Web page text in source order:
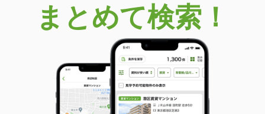
岐阜県各務原市蘇原花園町２
6.10万円
岐阜県各務原市蘇原花園町２
専有面積 53.34m²
間取り
1LDK
岐阜県大垣市笠縫町
まとめて検索！